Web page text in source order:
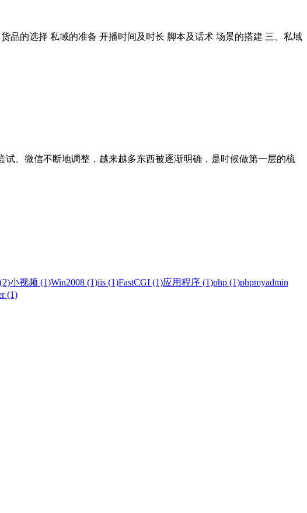
品的选择 私域的准备 开播时间及时长 脚本及话术 场景的搭建 三、私域
、微信不断地调整，越来越多东西被逐渐明确，是时候做第一层的梳
小视频 (1)Win2008 (1)iis (1)FastCGI (1)应用程序 (1)php (1)phpmyadmin
(1)